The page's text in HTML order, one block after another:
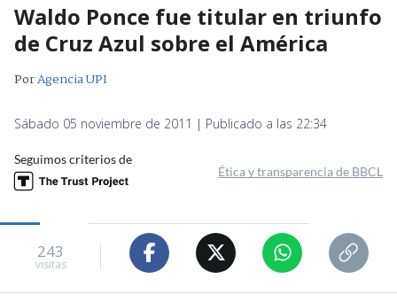
Waldo Ponce fue titular en triunfo
de Cruz Azul sobre el América
PorAgencia UPI
Sábado 05 noviembre de 2011 | Publicado a las 22:34
Seguimos criterios de
Ética y transparencia de BBCL
243
visitas